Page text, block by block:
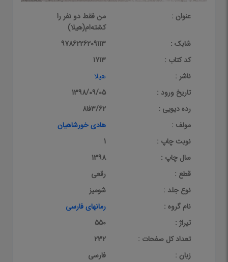
عنوان :
من فقط دو نفر را
کشته‌ام(هیلا)
شابک :
9786226209113
کد کتاب :
1713
ناشر :
هیلا
تاریخ ورود :
1398/09/05
رده دیویی :
3/62فا8
مولف :
هادی خورشاهیان
نوبت چاپ :
1
سال چاپ :
1398
قطع :
رقعی
نوع جلد :
شومیز
نام گروه :
رمانهای فارسی
تیراژ :
550
تعداد کل صفحات :
232
زبان :
فارسی